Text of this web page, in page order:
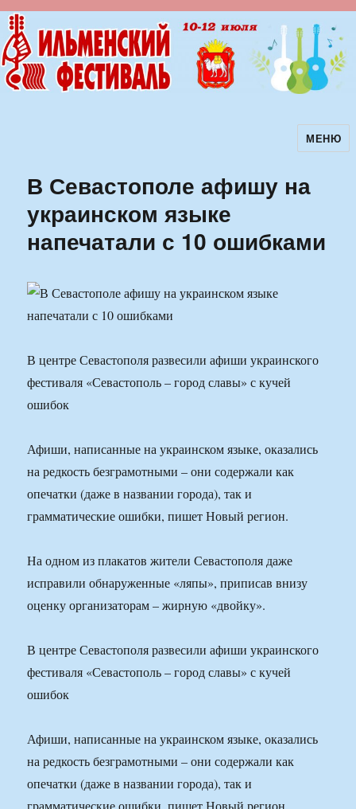
Ильменский фестиваль авторскойМЕНЮ
В Севастополе афишу на
украинском языке
напечатали с 10 ошибками
В центре Севастополя развесили афиши украинского
фестиваля «Севастополь – город славы» с кучей
ошибок
Афиши, написанные на украинском языке, оказались
на редкость безграмотными – они содержали как
опечатки (даже в названии города), так и
грамматические ошибки, пишет Новый регион.
На одном из плакатов жители Севастополя даже
исправили обнаруженные «ляпы», приписав внизу
оценку организаторам – жирную «двойку».
В центре Севастополя развесили афиши украинского
фестиваля «Севастополь – город славы» с кучей
ошибок
Афиши, написанные на украинском языке, оказались
на редкость безграмотными – они содержали как
опечатки (даже в названии города), так и